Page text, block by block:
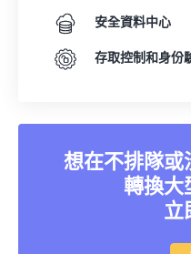
安全資料中心
存取控制和身份
想在不排隊或
轉換大
立